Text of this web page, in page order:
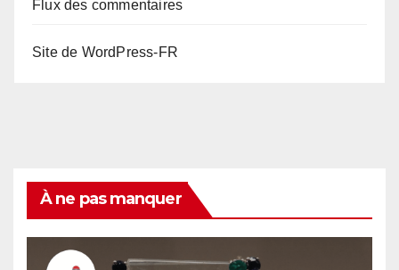
Flux des commentaires
Site de WordPress-FR
À ne pas manquer